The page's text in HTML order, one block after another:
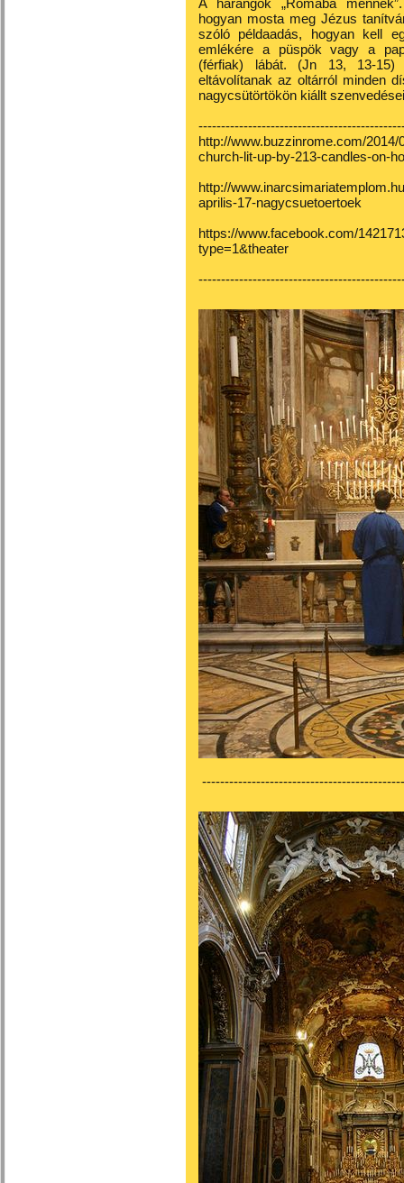
A harangok „Rómába
hogyan mosta meg Jézus
szóló példaadás, hogyan kell
emlékére a püspök vagy a
(férfiak) lábát. (Jn 13, 13-15)
eltávolítanak az oltárról minden
nagycsütörtökön kiállt
http://www.buzzinrome.com/
church-lit-up-by-213-candles-on-
http://
aprilis-17-nagycsuetoertoek
https://www.facebook.com/
type=1&theater